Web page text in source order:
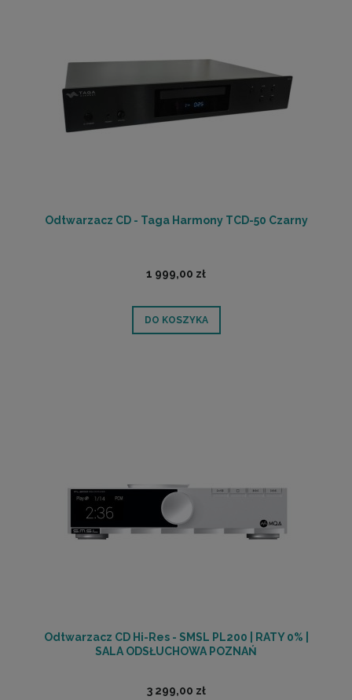
Odtwarzacz CD - Taga Harmony TCD-50 Czarny
1 999,00 zł
DO KOSZYKA
Odtwarzacz CD Hi-Res - SMSL PL200 | RATY 0% |
SALA ODSŁUCHOWA POZNAŃ
3 299,00 zł